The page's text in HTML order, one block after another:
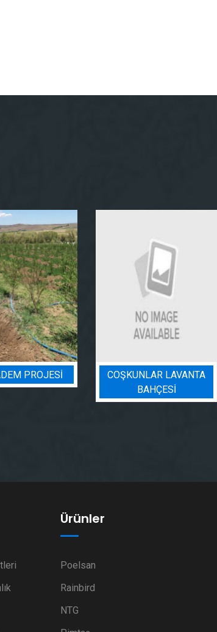
PROJESI
COŞKUNLAR LAVANTA
BAHÇESİ
Ürünler
Poelsan
Rainbird
NTG